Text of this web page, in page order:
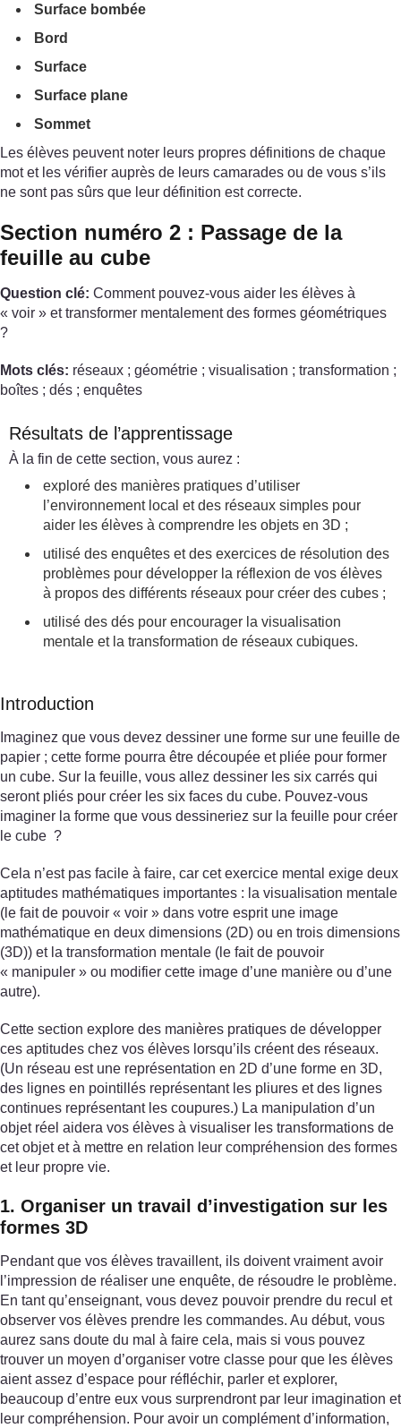
Surface bombée
Bord
Surface
Surface plane
Sommet
Les élèves peuvent noter leurs propres définitions de chaque
mot et les vérifier auprès de leurs camarades ou de vous s’ils
ne sont pas sûrs que leur définition est correcte.
Section numéro 2 : Passage de la
feuille au cube
Question clé: Comment pouvez-vous aider les élèves à
« voir » et transformer mentalement des formes géométriques
?
Mots clés: réseaux ; géométrie ; visualisation ; transformation ;
boîtes ; dés ; enquêtes
Résultats de l’apprentissage
À la fin de cette section, vous aurez :
exploré des manières pratiques d’utiliser
l’environnement local et des réseaux simples pour
aider les élèves à comprendre les objets en 3D ;
utilisé des enquêtes et des exercices de résolution des
problèmes pour développer la réflexion de vos élèves
à propos des différents réseaux pour créer des cubes ;
utilisé des dés pour encourager la visualisation
mentale et la transformation de réseaux cubiques.
Introduction
Imaginez que vous devez dessiner une forme sur une feuille de
papier ; cette forme pourra être découpée et pliée pour former
un cube. Sur la feuille, vous allez dessiner les six carrés qui
seront pliés pour créer les six faces du cube. Pouvez-vous
imaginer la forme que vous dessineriez sur la feuille pour créer
le cube ?
Cela n’est pas facile à faire, car cet exercice mental exige deux
aptitudes mathématiques importantes : la visualisation mentale
(le fait de pouvoir « voir » dans votre esprit une image
mathématique en deux dimensions (2D) ou en trois dimensions
(3D)) et la transformation mentale (le fait de pouvoir
« manipuler » ou modifier cette image d’une manière ou d’une
autre).
Cette section explore des manières pratiques de développer
ces aptitudes chez vos élèves lorsqu’ils créent des réseaux.
(Un réseau est une représentation en 2D d’une forme en 3D,
des lignes en pointillés représentant les pliures et des lignes
continues représentant les coupures.) La manipulation d’un
objet réel aidera vos élèves à visualiser les transformations de
cet objet et à mettre en relation leur compréhension des formes
et leur propre vie.
1. Organiser un travail d’investigation sur les
formes 3D
Pendant que vos élèves travaillent, ils doivent vraiment avoir
l’impression de réaliser une enquête, de résoudre le problème.
En tant qu’enseignant, vous devez pouvoir prendre du recul et
observer vos élèves prendre les commandes. Au début, vous
aurez sans doute du mal à faire cela, mais si vous pouvez
trouver un moyen d’organiser votre classe pour que les élèves
aient assez d’espace pour réfléchir, parler et explorer,
beaucoup d’entre eux vous surprendront par leur imagination et
leur compréhension. Pour avoir un complément d’information,